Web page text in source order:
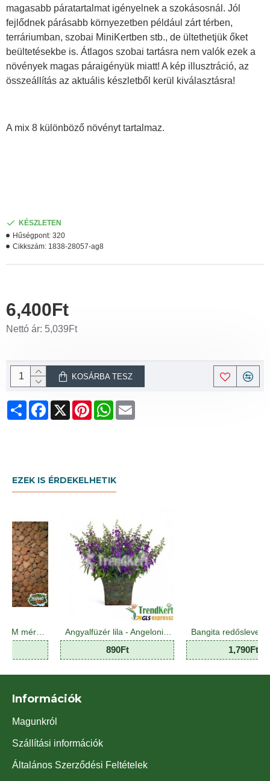
magasabb páratartalmat igényelnek a szokásosnál. Jól
fejlődnek párásabb környezetben például zárt térben,
terráriumban, szobai MiniKertben stb., de ültethetjük őket
beültetésekbe is. Átlagos szobai tartásra nem valók ezek a
növények magas páraigényük miatt! A kép illusztráció, az
összeállítás az aktuális készletből kerül kiválasztásra!
A mix 8 különböző növényt tartalmaz.
KÉSZLETEN
Hűségpont: 320
Cikkszám: 1838-28057-ag8
6,400Ft
Nettó ár: 5,039Ft
KOSÁRBA TESZ
ShareFacebook
X PinterestWhatsApp
EZEK IS ÉRDEKELHETIK
Angyalfüzér lila - Angelonia Purple Star 10 O Bangita redőslevelű - Viburnum plicatum Mariesii 7 O
Információk
Magunkról
Szállítási információk
Általános Szerződési Feltételek